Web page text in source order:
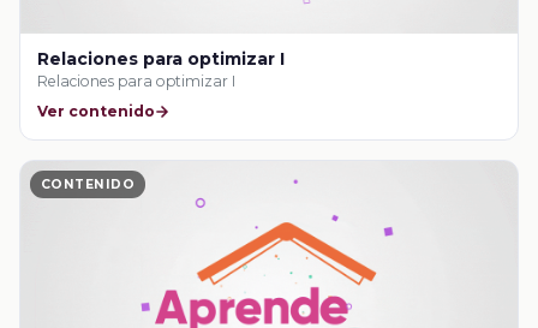
Relaciones para optimizar I
Relaciones para optimizar I
Ver contenido
CONTENIDO